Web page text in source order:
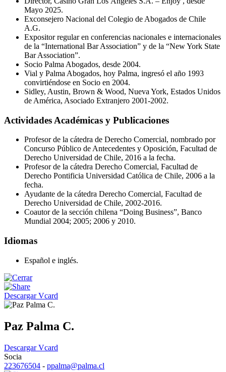
Mayo 2025.
Exconsejero Nacional del Colegio de Abogados de Chile
A.G.
Expositor regular en conferencias nacionales e internacionales
de la “International Bar Association” y de la “New York State
Bar Association”.
Socio Palma Abogados, desde 2004.
Vial y Palma Abogados, hoy Palma, ingresó el año 1993
convirtiéndose en Socio en 2004.
Sidley, Austin, Brown & Wood, Nueva York, Estados Unidos
de América, Asociado Extranjero 2001-2002.
Actividades Académicas y Publicaciones
Profesor de la cátedra de Derecho Comercial, nombrado por
Concurso Público de Antecedentes y Oposición, Facultad de
Derecho Universidad de Chile, 2016 a la fecha.
Profesor de la cátedra Derecho Comercial, Facultad de
Derecho Pontificia Universidad Católica de Chile, 2006 a la
fecha.
Ayudante de la cátedra Derecho Comercial, Facultad de
Derecho Universidad de Chile, 2002-2016.
Coautor de la sección chilena “Doing Business”, Banco
Mundial 2004; 2005; 2006 y 2010.
Idiomas
Español e inglés.
Descargar Vcard
Paz Palma C.
Descargar Vcard
Socia
223676504 - ppalma@palma.cl